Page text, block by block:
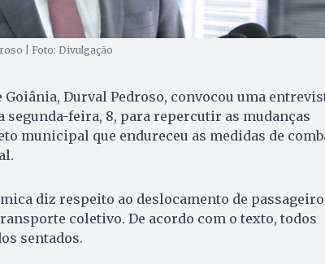
| Foto: Divulgação
Goiânia, Durval Pedroso, convocou uma
segunda-feira, 8, para repercutir as mudanças
municipal que endureceu as medidas de
diz respeito ao deslocamento de
coletivo. De acordo com o texto, todos
sentados.